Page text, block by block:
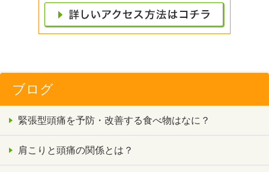
ブログ
緊張型頭痛を予防・改善する食べ物はなに？
肩こりと頭痛の関係とは？